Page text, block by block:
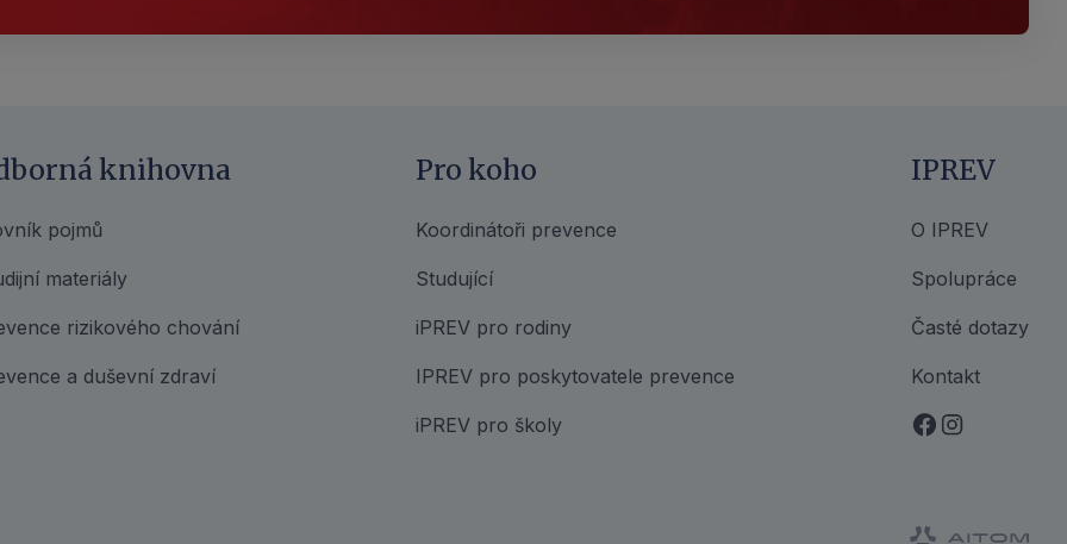
knihovna
pojmů
materiály
rizikového chování
a duševní zdraví
Pro koho
Koordinátoři prevence
Studující
iPREV pro rodiny
IPREV pro poskytovatele prevence
iPREV pro školy
IPREV
O IPREV
Spolupráce
Časté dotazy
Kontakt